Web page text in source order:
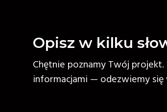
Opisz w kilku
Chętnie poznamy Twój
informacjami — odezwiemy